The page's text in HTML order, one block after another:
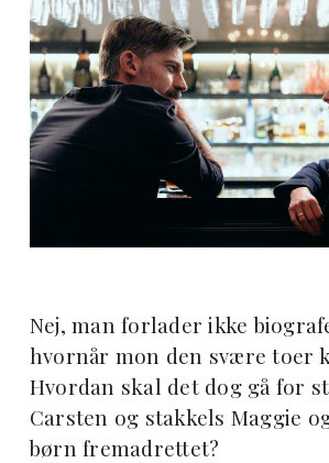
Nej, man forlader ikke
hvornår mon den svære toer
Hvordan skal det dog gå for
Carsten og stakkels Maggie
børn fremadrettet?